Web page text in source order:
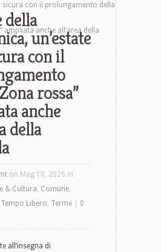
sicura con il prolungamento della
ampliata anche all’area della
della
un’estate
con il
rossa”
anche
della
on Mag 10, 2026 in
& Cultura, Comune,
Tempo Libero, Terme
0
all’insegna di